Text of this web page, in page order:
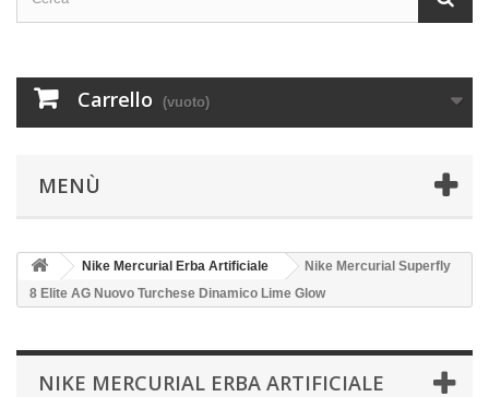
Carrello (vuoto)
MENÙ
Nike Mercurial Erba Artificiale
Nike Mercurial Superfly
8 Elite AG Nuovo Turchese Dinamico Lime Glow
NIKE MERCURIAL ERBA ARTIFICIALE